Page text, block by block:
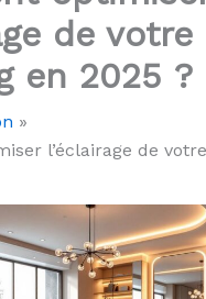
de votre
en 2025 ?
l’éclairage de